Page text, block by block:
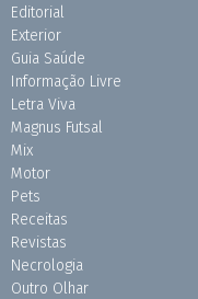
Editorial
Exterior
Guia Saúde
Informação Livre
Letra Viva
Magnus Futsal
Mix
Motor
Pets
Receitas
Revistas
Necrologia
Outro Olhar